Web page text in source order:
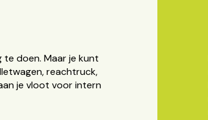
doen. Maar je kunt
reachtruck,
je vloot voor intern